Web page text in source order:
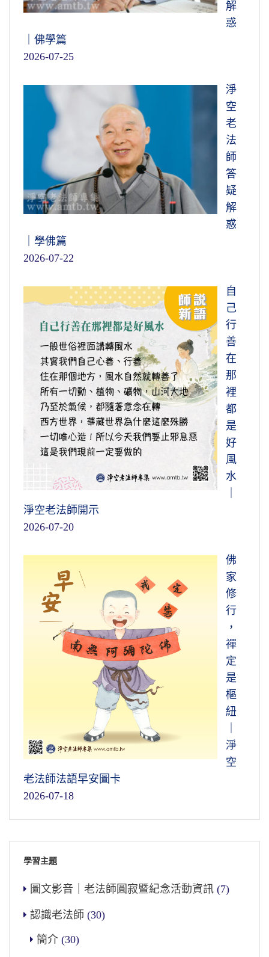
解
惑
｜佛學篇
2026-07-25
淨
空
老
法
師
答
疑
解
惑
｜學佛篇
2026-07-22
自
己
行
善
在
那
裡
都
是
好
風
水
淨空老法師開示
2026-07-20
佛
家
修
行
，
禪
定
是
樞
紐
淨
空
老法師法語早安圖卡
2026-07-18
學習主題
圖文影音｜老法師圓寂暨紀念活動資訊 (7)
認識老法師 (30)
簡介 (30)